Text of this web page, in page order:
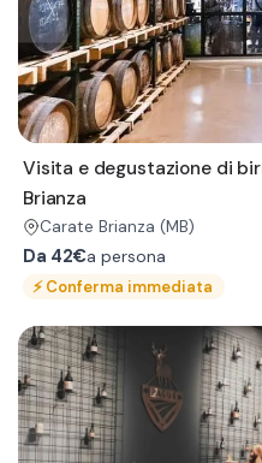
Visita e degustazione di
Brianza
Carate Brianza (MB)
Da 42€a persona
⚡Conferma immediata